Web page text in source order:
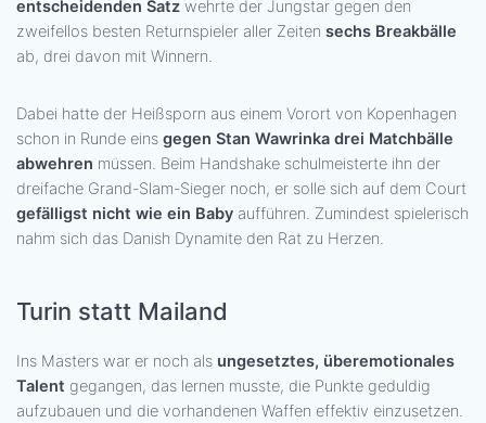
entscheidenden Satz wehrte der Jungstar gegen den
zweifellos besten Returnspieler aller Zeiten sechs Breakbälle
ab, drei davon mit Winnern.
Dabei hatte der Heißsporn aus einem Vorort von Kopenhagen
schon in Runde eins gegen Stan Wawrinka drei Matchbälle
abwehren müssen. Beim Handshake schulmeisterte ihn der
dreifache Grand-Slam-Sieger noch, er solle sich auf dem Court
gefälligst nicht wie ein Baby aufführen. Zumindest spielerisch
nahm sich das Danish Dynamite den Rat zu Herzen.
Turin statt Mailand
Ins Masters war er noch als ungesetztes, überemotionales
Talent gegangen, das lernen musste, die Punkte geduldig
aufzubauen und die vorhandenen Waffen effektiv einzusetzen.